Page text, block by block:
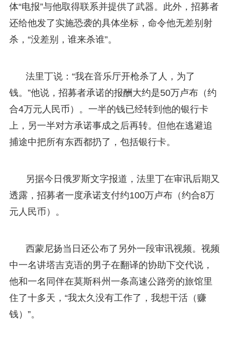
体“电报”与他取得联系并提供了武器。此外，招募者
还给他发了实施恐袭的具体坐标，命令他无差别射
杀，“没差别，谁来杀谁”。
法里丁说：“我在音乐厅开枪杀了人，为了
钱。”他说，招募者承诺的报酬大约是50万卢布（约
合4万元人民币）。一半的钱已经转到他的银行卡
上，另一半对方承诺事成之后再转。但他在逃避追
捕途中把所有东西都扔了，包括银行卡。
另据今日俄罗斯文字报道，法里丁在审讯后期又
透露，招募者一度承诺支付约100万卢布（约合8万
元人民币）。
西蒙尼扬当日还公布了另外一段审讯视频。视频
中一名讲塔吉克语的男子在翻译的协助下交代说，
他和一名同伴在莫斯科州一条高速公路旁的旅馆里
住了十多天，“我太久没有工作了，我想干活（赚
钱）”。